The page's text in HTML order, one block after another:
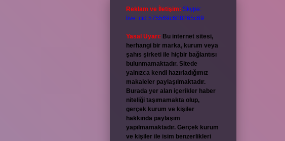
Reklam ve İletişim: Skype:
live:.cid.575569c608265c69
Yasal Uyarı: Bu internet sitesi,
herhangi bir marka, kurum veya
şahıs şirketi ile hiçbir bağlantısı
bulunmamaktadır. Sitede
yalnızca kendi hazırladığımız
makaleler paylaşılmaktadır.
Burada yer alan içerikler haber
niteliği taşımamakta olup,
gerçek kurum ve kişiler
hakkında paylaşım
yapılmamaktadır. Gerçek kurum
ve kişiler ile isim benzerlikleri